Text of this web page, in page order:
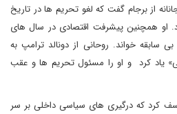
از برجام گفت که لغو تحریم ها در تاریخ
او همچنین پیشرفت اقتصادی در سال های
کشور بی سابقه خواند. روحانی از دونالد ترامپ به
یاد کرد و او را مسئول تحریم ها و عقب
کرد که درگیری های سیاسی داخلی بر سر